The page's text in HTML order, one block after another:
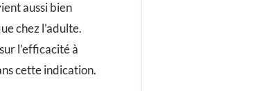
aussi bien
chez l’adulte.
l’efficacité à
cette indication.